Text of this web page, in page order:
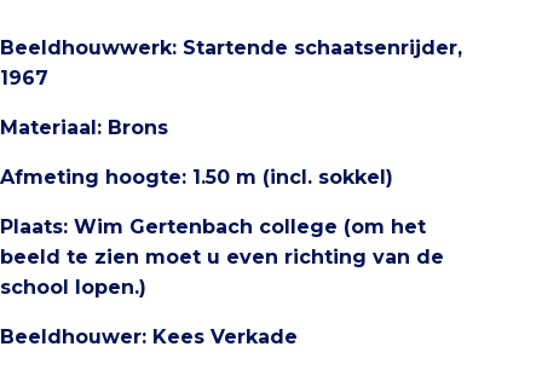
Beeldhouwwerk: Startende schaatsenrijder,
1967
Materiaal: Brons
Afmeting hoogte: 1.50 m (incl. sokkel)
Plaats: Wim Gertenbach college (om het
beeld te zien moet u even richting van de
school lopen.)
Beeldhouwer: Kees Verkade